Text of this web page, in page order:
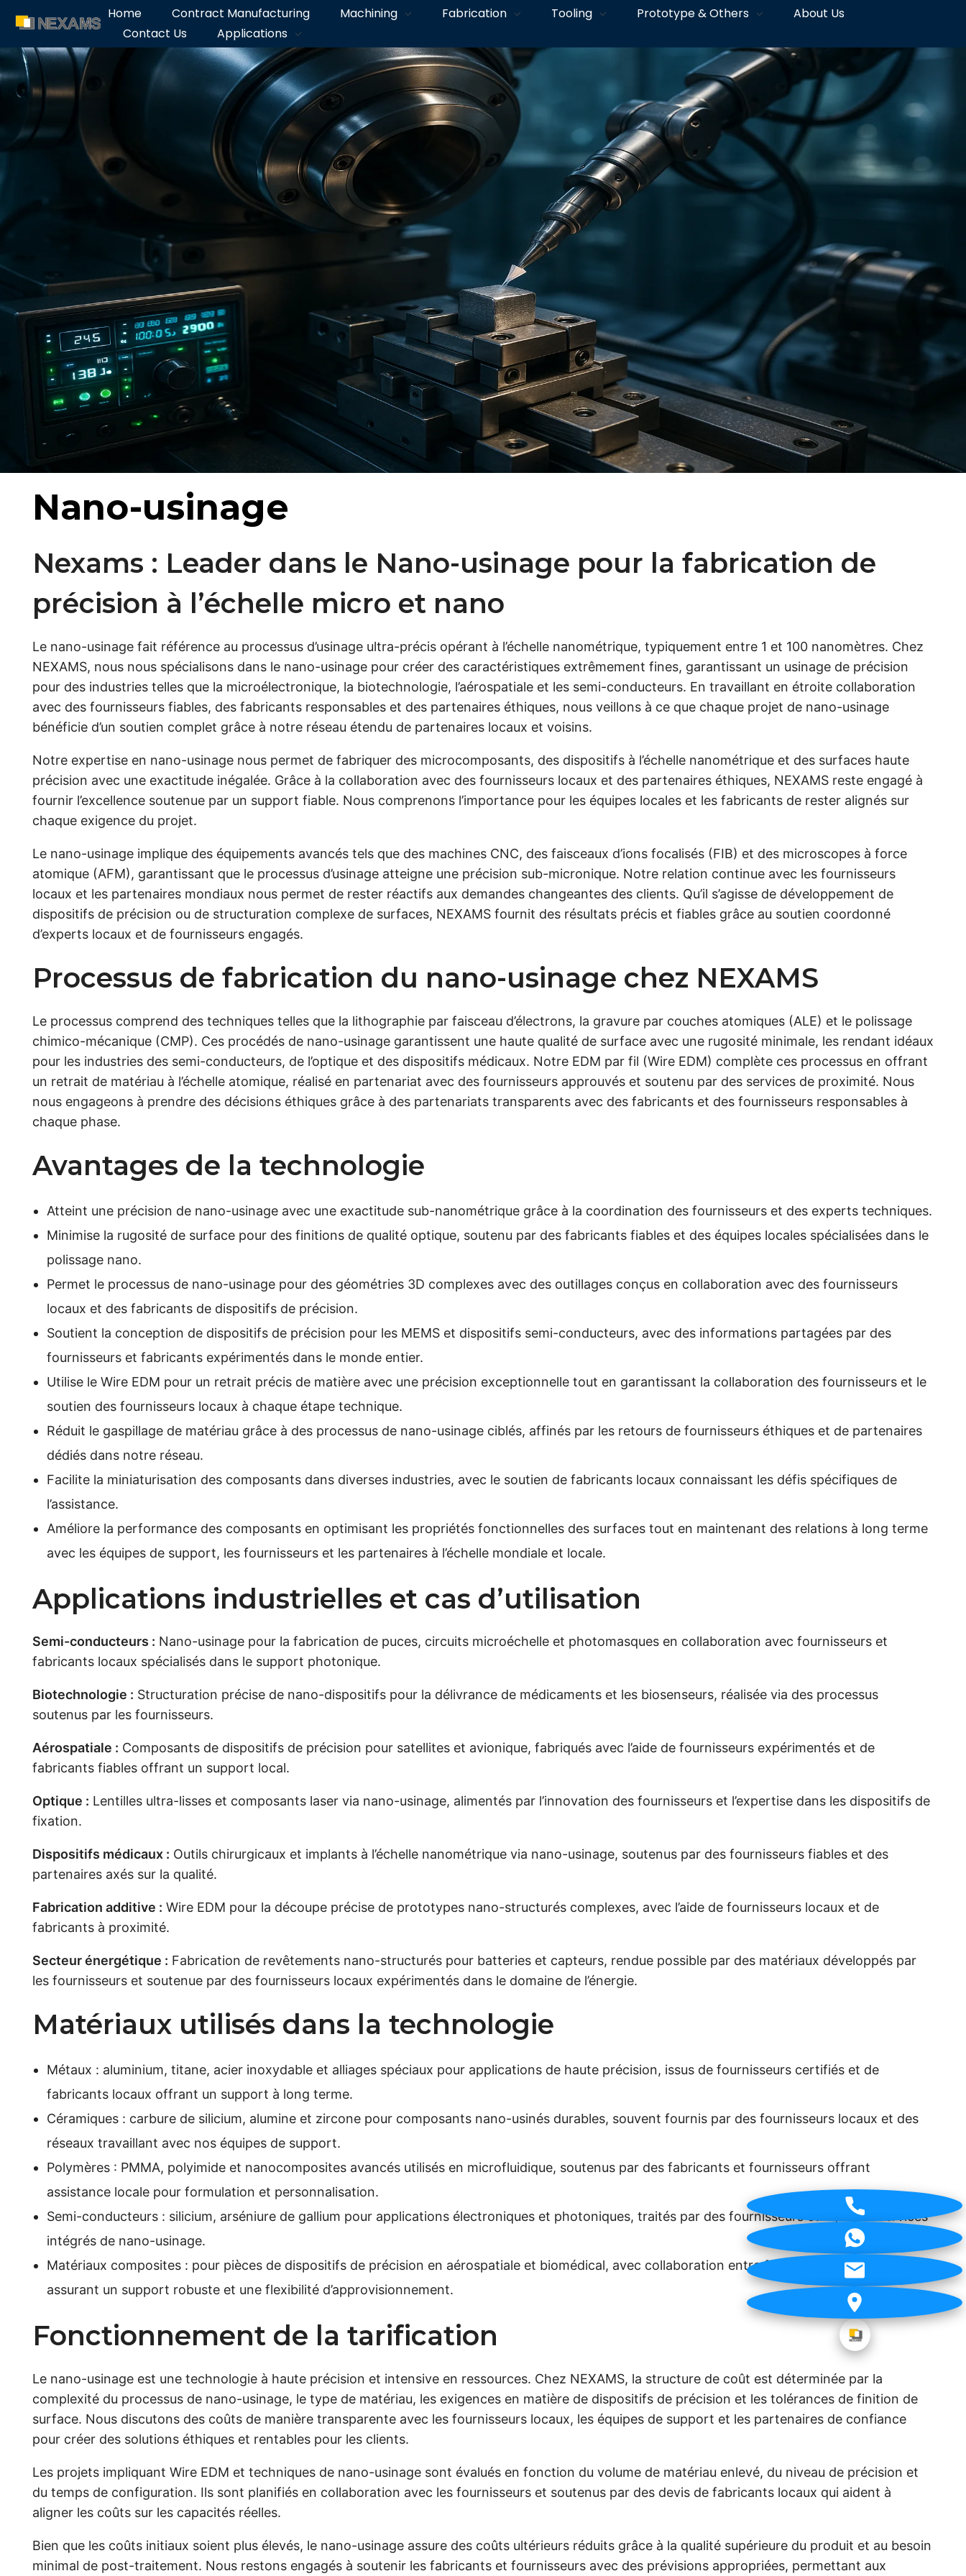
NEXAMS
Home Contract Manufacturing Machining Fabrication Tooling Prototype & Others
About Us
Contact Us
Applications
Nano-usinage
Nexams : Leader dans le Nano-usinage pour la fabrication de
précision à l’échelle micro et nano
Le nano-usinage fait référence au processus d’usinage ultra-précis opérant à l’échelle nanométrique, typiquement entre 1 et 100 nanomètres. Chez
NEXAMS, nous nous spécialisons dans le nano-usinage pour créer des caractéristiques extrêmement fines, garantissant un usinage de précision
pour des industries telles que la microélectronique, la biotechnologie, l’aérospatiale et les semi-conducteurs. En travaillant en étroite collaboration
avec des fournisseurs fiables, des fabricants responsables et des partenaires éthiques, nous veillons à ce que chaque projet de nano-usinage
bénéficie d’un soutien complet grâce à notre réseau étendu de partenaires locaux et voisins.
Notre expertise en nano-usinage nous permet de fabriquer des microcomposants, des dispositifs à l’échelle nanométrique et des surfaces haute
précision avec une exactitude inégalée. Grâce à la collaboration avec des fournisseurs locaux et des partenaires éthiques, NEXAMS reste engagé à
fournir l’excellence soutenue par un support fiable. Nous comprenons l’importance pour les équipes locales et les fabricants de rester alignés sur
chaque exigence du projet.
Le nano-usinage implique des équipements avancés tels que des machines CNC, des faisceaux d’ions focalisés (FIB) et des microscopes à force
atomique (AFM), garantissant que le processus d’usinage atteigne une précision sub-micronique. Notre relation continue avec les fournisseurs
locaux et les partenaires mondiaux nous permet de rester réactifs aux demandes changeantes des clients. Qu’il s’agisse de développement de
dispositifs de précision ou de structuration complexe de surfaces, NEXAMS fournit des résultats précis et fiables grâce au soutien coordonné
d’experts locaux et de fournisseurs engagés.
Processus de fabrication du nano-usinage chez NEXAMS
Le processus comprend des techniques telles que la lithographie par faisceau d’électrons, la gravure par couches atomiques (ALE) et le polissage
chimico-mécanique (CMP). Ces procédés de nano-usinage garantissent une haute qualité de surface avec une rugosité minimale, les rendant idéaux
pour les industries des semi-conducteurs, de l’optique et des dispositifs médicaux. Notre EDM par fil (Wire EDM) complète ces processus en offrant
un retrait de matériau à l’échelle atomique, réalisé en partenariat avec des fournisseurs approuvés et soutenu par des services de proximité. Nous
nous engageons à prendre des décisions éthiques grâce à des partenariats transparents avec des fabricants et des fournisseurs responsables à
chaque phase.
Avantages de la technologie
Atteint une précision de nano-usinage avec une exactitude sub-nanométrique grâce à la coordination des fournisseurs et des experts techniques.
Minimise la rugosité de surface pour des finitions de qualité optique, soutenu par des fabricants fiables et des équipes locales spécialisées dans le
polissage nano.
Permet le processus de nano-usinage pour des géométries 3D complexes avec des outillages conçus en collaboration avec des fournisseurs
locaux et des fabricants de dispositifs de précision.
Soutient la conception de dispositifs de précision pour les MEMS et dispositifs semi-conducteurs, avec des informations partagées par des
fournisseurs et fabricants expérimentés dans le monde entier.
Utilise le Wire EDM pour un retrait précis de matière avec une précision exceptionnelle tout en garantissant la collaboration des fournisseurs et le
soutien des fournisseurs locaux à chaque étape technique.
Réduit le gaspillage de matériau grâce à des processus de nano-usinage ciblés, affinés par les retours de fournisseurs éthiques et de partenaires
dédiés dans notre réseau.
Facilite la miniaturisation des composants dans diverses industries, avec le soutien de fabricants locaux connaissant les défis spécifiques de
l’assistance.
Améliore la performance des composants en optimisant les propriétés fonctionnelles des surfaces tout en maintenant des relations à long terme
avec les équipes de support, les fournisseurs et les partenaires à l’échelle mondiale et locale.
Applications industrielles et cas d’utilisation
Semi-conducteurs : Nano-usinage pour la fabrication de puces, circuits microéchelle et photomasques en collaboration avec fournisseurs et
fabricants locaux spécialisés dans le support photonique.
Biotechnologie : Structuration précise de nano-dispositifs pour la délivrance de médicaments et les biosenseurs, réalisée via des processus
soutenus par les fournisseurs.
Aérospatiale : Composants de dispositifs de précision pour satellites et avionique, fabriqués avec l’aide de fournisseurs expérimentés et de
fabricants fiables offrant un support local.
Optique : Lentilles ultra-lisses et composants laser via nano-usinage, alimentés par l’innovation des fournisseurs et l’expertise dans les dispositifs de
fixation.
Dispositifs médicaux : Outils chirurgicaux et implants à l’échelle nanométrique via nano-usinage, soutenus par des fournisseurs fiables et des
partenaires axés sur la qualité.
Fabrication additive : Wire EDM pour la découpe précise de prototypes nano-structurés complexes, avec l’aide de fournisseurs locaux et de
fabricants à proximité.
Secteur énergétique : Fabrication de revêtements nano-structurés pour batteries et capteurs, rendue possible par des matériaux développés par
les fournisseurs et soutenue par des fournisseurs locaux expérimentés dans le domaine de l’énergie.
Matériaux utilisés dans la technologie
Métaux : aluminium, titane, acier inoxydable et alliages spéciaux pour applications de haute précision, issus de fournisseurs certifiés et de
fabricants locaux offrant un support à long terme.
Céramiques : carbure de silicium, alumine et zircone pour composants nano-usinés durables, souvent fournis par des fournisseurs locaux et des
réseaux travaillant avec nos équipes de support.
Polymères : PMMA, polyimide et nanocomposites avancés utilisés en microfluidique, soutenus par des fabricants et fournisseurs offrant
assistance locale pour formulation et personnalisation.
Semi-conducteurs : silicium, arséniure de gallium pour applications électroniques et photoniques, traités par des fournisseurs éthiques et services
intégrés de nano-usinage.
Matériaux composites : pour pièces de dispositifs de précision en aérospatiale et biomédical, avec collaboration entre fournisseurs et fabricants
assurant un support robuste et une flexibilité d’approvisionnement.
Fonctionnement de la tarification
Le nano-usinage est une technologie à haute précision et intensive en ressources. Chez NEXAMS, la structure de coût est déterminée par la
complexité du processus de nano-usinage, le type de matériau, les exigences en matière de dispositifs de précision et les tolérances de finition de
surface. Nous discutons des coûts de manière transparente avec les fournisseurs locaux, les équipes de support et les partenaires de confiance
pour créer des solutions éthiques et rentables pour les clients.
Les projets impliquant Wire EDM et techniques de nano-usinage sont évalués en fonction du volume de matériau enlevé, du niveau de précision et
du temps de configuration. Ils sont planifiés en collaboration avec les fournisseurs et soutenus par des devis de fabricants locaux qui aident à
aligner les coûts sur les capacités réelles.
Bien que les coûts initiaux soient plus élevés, le nano-usinage assure des coûts ultérieurs réduits grâce à la qualité supérieure du produit et au besoin
minimal de post-traitement. Nous restons engagés à soutenir les fabricants et fournisseurs avec des prévisions appropriées, permettant aux